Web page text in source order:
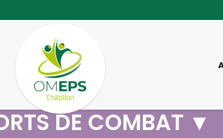
DE COMBAT ▼